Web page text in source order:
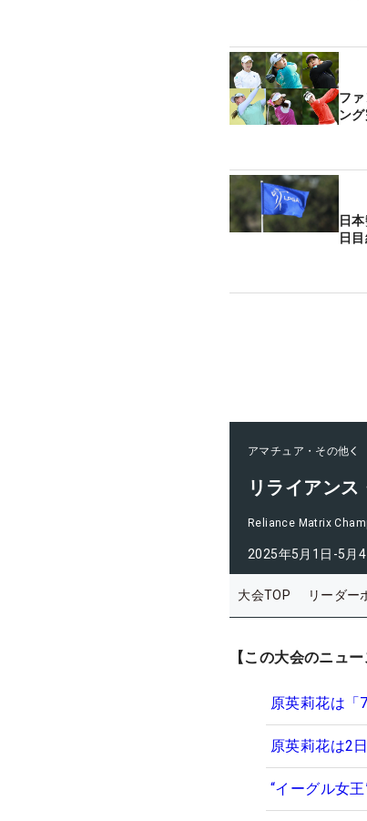
フ
ン
日
日
アマチュア・その他
リライアン
Reliance Matrix
2025年5月1日-5月4
大会TOP リーダー
【この大会のニュー
原英莉花は
原英莉花は2
“イーグル女